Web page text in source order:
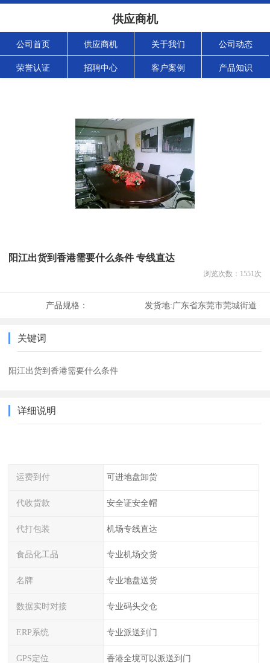
供应商机
公司首页 供应商机 关于我们 公司动态
荣誉认证 招聘中心 客户案例 产品知识
阳江出货到香港需要什么条件 专线直达
浏览次数： 1551次
产品规格： 发货地:广东省东莞市莞城街道
关键词
阳江出货到香港需要什么条件
详细说明
运费到付 可进地盘卸货
代收货款 安全证安全帽
代打包装 机场专线直达
食品化工品 专业机场交货
名牌 专业地盘送货
数据实时对接 专业码头交仓
ERP系统 专业派送到门
GPS定位 香港全境可以派送到门